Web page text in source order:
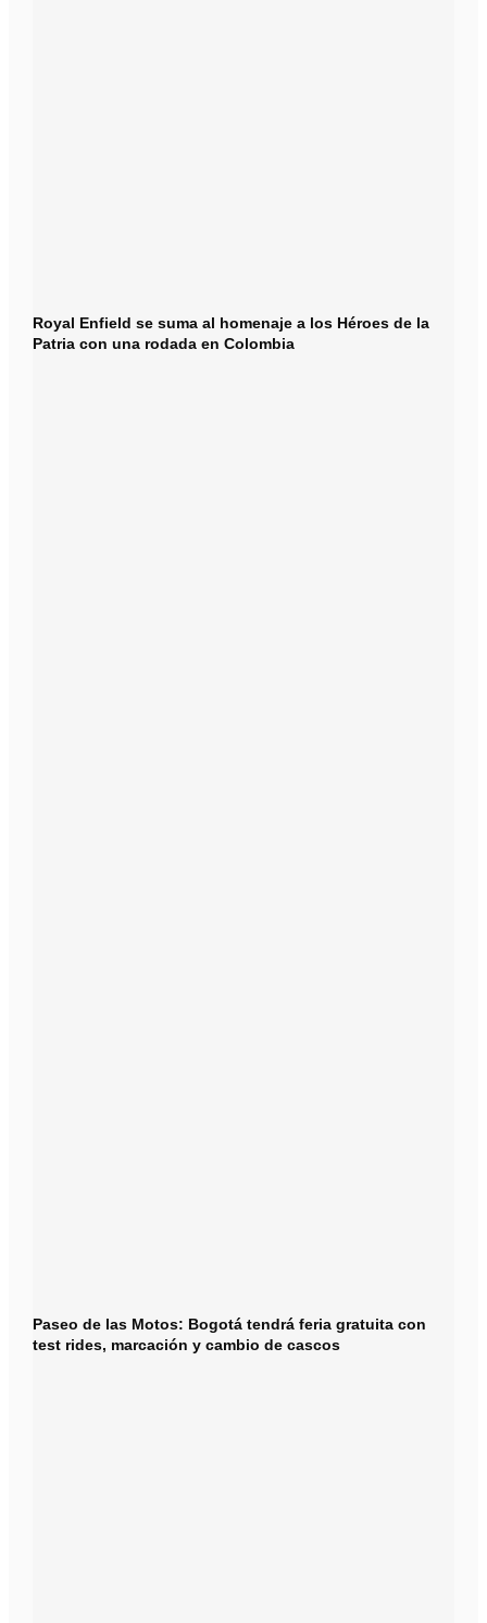
Royal Enfield se suma al homenaje a los Héroes de la
Patria con una rodada en Colombia
Paseo de las Motos: Bogotá tendrá feria gratuita con
test rides, marcación y cambio de cascos